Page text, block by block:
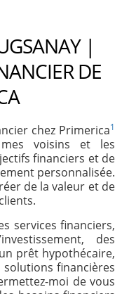
|
DE
chez Primerica1
voisins et les
financiers et de
personnalisée.
de la valeur et de
services financiers,
des
prêt hypothécaire,
financières
moi de vous